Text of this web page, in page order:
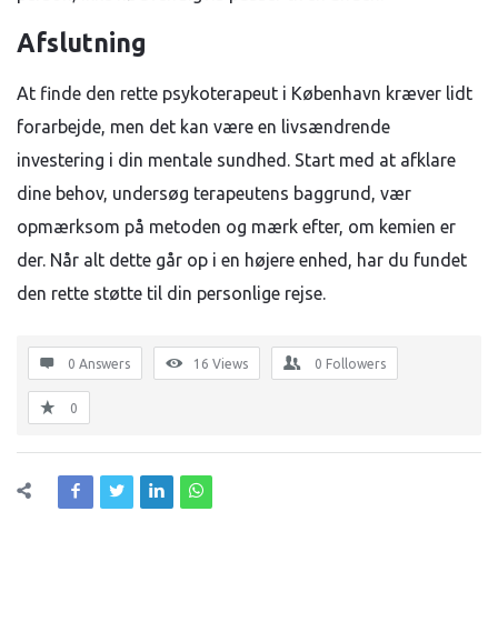
Afslutning
At finde den rette psykoterapeut i København kræver lidt
forarbejde, men det kan være en livsændrende
investering i din mentale sundhed. Start med at afklare
dine behov, undersøg terapeutens baggrund, vær
opmærksom på metoden og mærk efter, om kemien er
der. Når alt dette går op i en højere enhed, har du fundet
den rette støtte til din personlige rejse.
0 Answers 16 Views 0 Followers
0